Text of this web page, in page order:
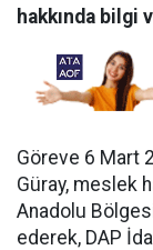
hakkında bilgi
Göreve 6 Mart
Güray, meslek
Anadolu
ederek, DAP